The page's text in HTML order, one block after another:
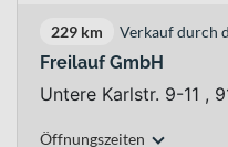
229 km Verkauf durch
Freilauf GmbH
Untere Karlstr. 9-11 ,
Öffnungszeiten